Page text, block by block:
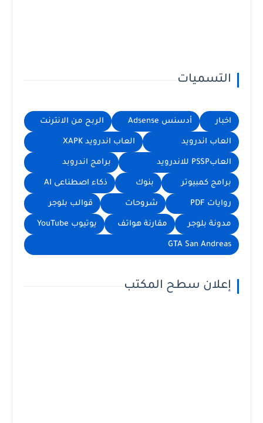
التسميات
اخبار أدسنس Adsense الربح من الانترنت
العاب اندرويد العاب اندرويد XAPK
العابPSSP للاندرويد برامج اندروبد
برامج كمبيوتر بنوك ذكاء اصطناعى AI
روايات PDF شروحات قوالب بلوجر
مدونة بلوجر مقارنة هواتف يوتيوب YouTube
GTA San Andreas
إعلان سطح المكتب